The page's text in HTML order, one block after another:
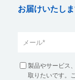
お届けいたし
製品やサービス
取りたいです。